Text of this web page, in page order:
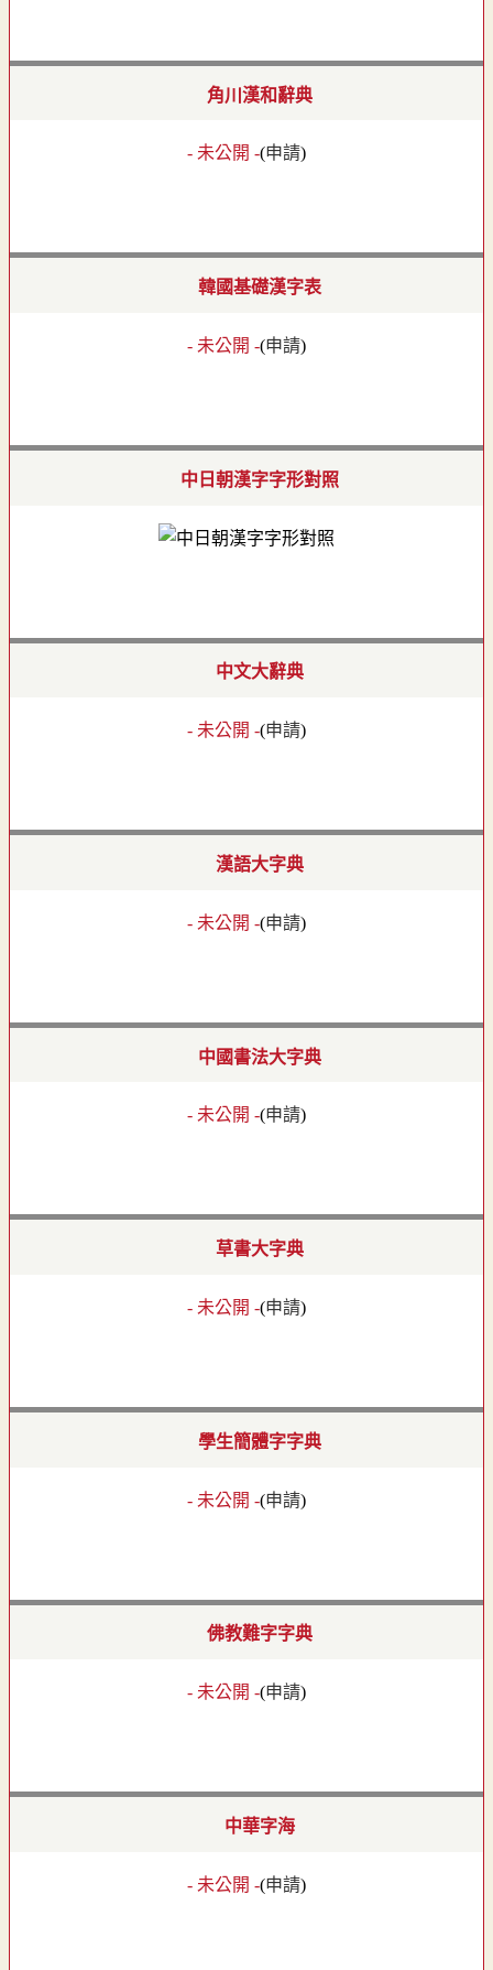
角川漢和辭典
- 未公開 -(申請)
韓國基礎漢字表
- 未公開 -(申請)
中日朝漢字字形對照
中文大辭典
- 未公開 -(申請)
漢語大字典
- 未公開 -(申請)
中國書法大字典
- 未公開 -(申請)
草書大字典
- 未公開 -(申請)
學生簡體字字典
- 未公開 -(申請)
佛教難字字典
- 未公開 -(申請)
中華字海
- 未公開 -(申請)